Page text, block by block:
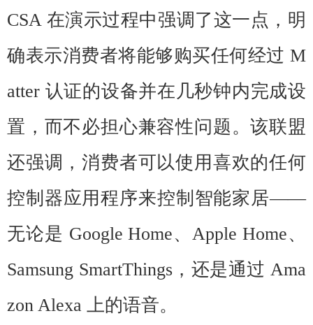
CSA 在演示过程中强调了这一点，明
确表示消费者将能够购买任何经过 M
atter 认证的设备并在几秒钟内完成设
置，而不必担心兼容性问题。该联盟
还强调，消费者可以使用喜欢的任何
控制器应用程序来控制智能家居——
无论是 Google Home、Apple Home、
Samsung SmartThings，还是通过 Ama
zon Alexa 上的语音。